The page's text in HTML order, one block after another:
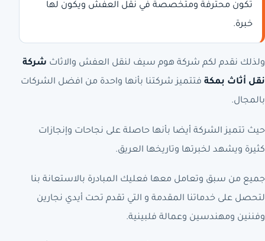
تكون محترفة ومتخصصة في نقل العفش ويكون لها
خبرة.
ولذلك نقدم لكم شركة هوم سيف لنقل العفش والاثاث شركة
نقل أثاث بمكة فتتميز شركتنا بأنها واحدة من افضل الشركات
بالمجال.
حيث تتميز الشركة أيضا بأنها حاصلة على نجاحات وإنجازات
كثيرة ويشهد لخبرتها وتاريخها العريق.
جميع من سبق وتعامل معها فعليك المبادرة بالاستعانة بنا
لتحصل على خدماتنا المقدمة و التي تقدم تحت أيدي نجارين
وفننين ومهندسين وعمالة فلبينية.